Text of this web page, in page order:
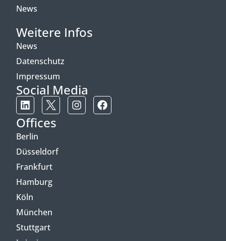
News
Weitere Infos
News
Datenschutz
Impressum
Social Media
Offices
Berlin
Düsseldorf
Frankfurt
Hamburg
Köln
München
Stuttgart